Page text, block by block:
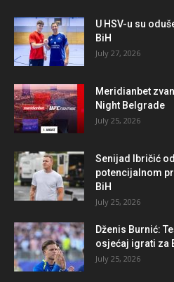
U HSV-u su
BiH
July 27, 2026
Meridianbet
Night Belgrade
July 25, 2026
Senijad Ibričić
potencijalnom
BiH
July 25, 2026
Dženis Burnić:
osjećaj igrati za
July 25, 2026